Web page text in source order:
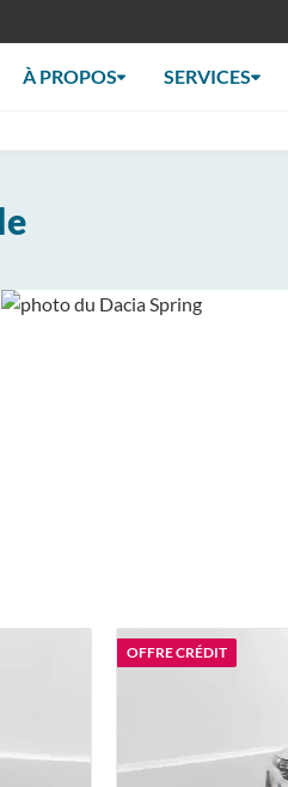
À PROPOS SERVICES
OFFRE CRÉDIT